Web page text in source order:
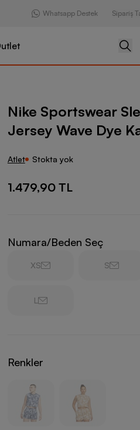
Whatsapp Destek Sipariş
Sleeveless Jersey Wave Dye
Nike Sportswear
Jersey Wave Dye
Atlet Stokta yok
1.479,90 TL
Numara/Beden Seç
XS S
L
Renkler